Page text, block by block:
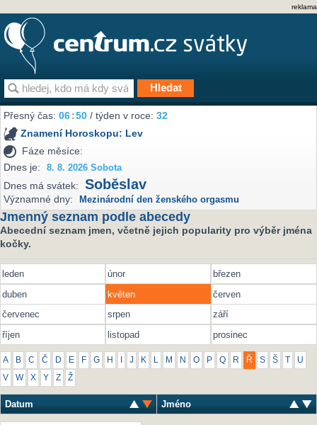
reklama
Přesný čas:06:50 / týden v roce:32
Znamení Horoskopu: Lev
Fáze měsíce:
Dnes je:
8. 8. 2026 Sobota
Dnes má svátek: Soběslav
Významné dny: Mezinárodní den ženského orgasmu
Jmenný seznam podle abecedy
Abecední seznam jmen, včetně jejich popularity pro výběr jména
kočky.
leden únor
březen
duben
květen
červen
červenec
srpen
září
říjen
listopad prosinec
A B C Č D E F G H J K L M N O P Q R Ř S Š U
V W X Y Z Ž
Datum Jméno